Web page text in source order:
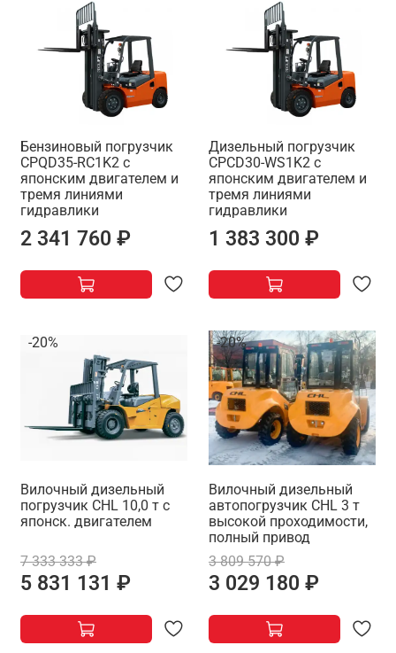
Бензиновый погрузчик
CPQD35-RC1K2 с
японским двигателем и
тремя линиями
гидравлики
2 341 760 ₽
Дизельный погрузчик
CPCD30-WS1K2 с
японским двигателем и
тремя линиями
гидравлики
1 383 300 ₽
-20%
Вилочный дизельный
погрузчик CHL 10,0 т с
японск. двигателем
7 333 333 ₽
5 831 131 ₽
-20%
Вилочный дизельный
автопогрузчик CHL 3 т
высокой проходимости,
полный привод
3 809 570 ₽
3 029 180 ₽